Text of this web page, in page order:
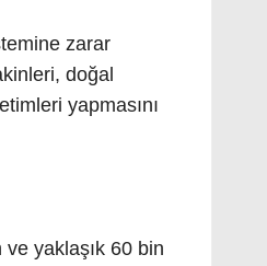
zarar
doğal
yapmasını
ve yaklaşık 60 bin